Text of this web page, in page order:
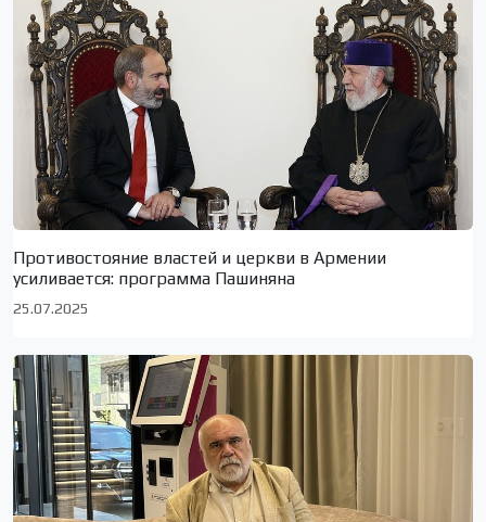
Противостояние властей и церкви в Армении
усиливается: программа Пашиняна
25.07.2025